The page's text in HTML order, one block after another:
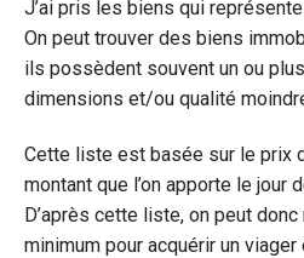
J’ai pris les biens qui représente
On peut trouver des biens
ils possèdent souvent un ou
dimensions et/ou qualité
Cette liste est basée sur le prix
montant que l’on apporte le jour
D’après cette liste, on peut
minimum pour acquérir un